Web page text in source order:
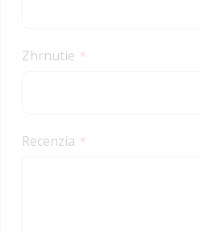
Zhrnutie
Recenzia